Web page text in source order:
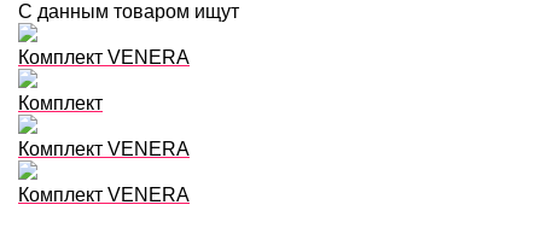
С данным товаром ищут
Комплект VENERA
Комплект
Комплект VENERA
Комплект VENERA